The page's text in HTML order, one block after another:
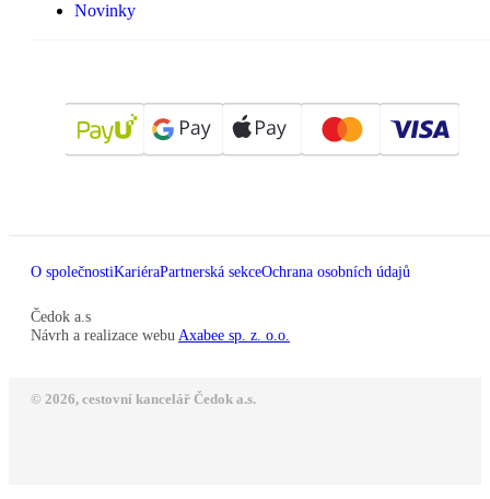
Novinky
O společnostiKariéraPartnerská sekceOchrana osobních údajů
Čedok a.s
Návrh a realizace webu Axabee sp. z. o.o.
© 2026, cestovní kancelář Čedok a.s.